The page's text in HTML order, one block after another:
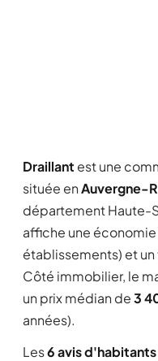
Draillant est une
située enAuvergne-
département Haute-
affiche une
établissements) et
Côté immobilier, le
un prix médian de3
années).
Les6 avis d'habitants